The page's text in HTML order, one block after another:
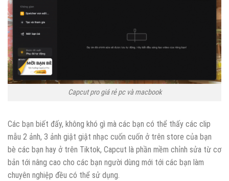
Capcut pro giá rẻ pc và macbook
Các bạn biết đấy, không khó gì mà các bạn có thể thấy các clip
mẫu 2 ảnh, 3 ảnh giật giật nhạc cuốn cuốn ở trên store của bạn
bè các bạn hay ở trên Tiktok, Capcut là phần mềm chỉnh sửa từ cơ
bản tới nâng cao cho các bạn người dùng mới tới các bạn làm
chuyên nghiệp đều có thể sử dụng.